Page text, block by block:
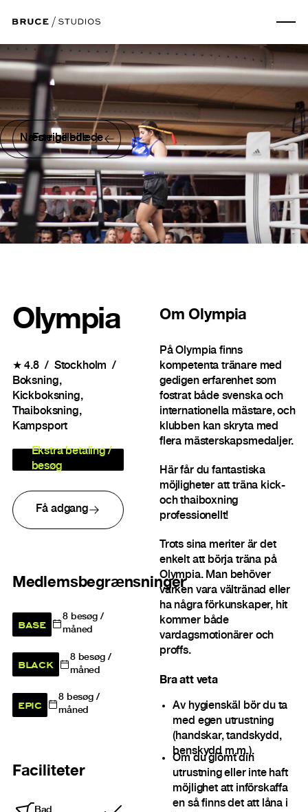
Forrige billede
Næste billede
Olympia
★4.8
Stockholm
Boksning
Kickboksning
Thaiboksning
Kampsport
Ekstra betaling /
besøg
Få adgang
Medlemsbegrænsninger
BASE 8besøg /
måned
BLACK 8besøg /
måned
EPIC 8besøg /
måned
Faciliteter
OmOlympia
På Olympia finns
kompetenta tränare med
gedigen erfarenhet som
fostrat både svenska och
internationella mästare, och
klubben kan skryta med
flera mästerskapsmedaljer.
Här får du fantastiska
möjligheter att träna kick-
och thaiboxning
professionellt!
Trots sina meriter är det
enkelt att börja träna på
Olympia. Man behöver
varken vara vältränad eller
ha några förkunskaper, hit
kommer både
vardagsmotionärer och
proffs.
Bra att veta
Av hygienskäl bör du ta
med egen utrustning
(handskar, tandskydd,
benskydd m.m.).
Om du glömt din
utrustning eller inte haft
möjlighet att införskaffa
en så finns det att låna i